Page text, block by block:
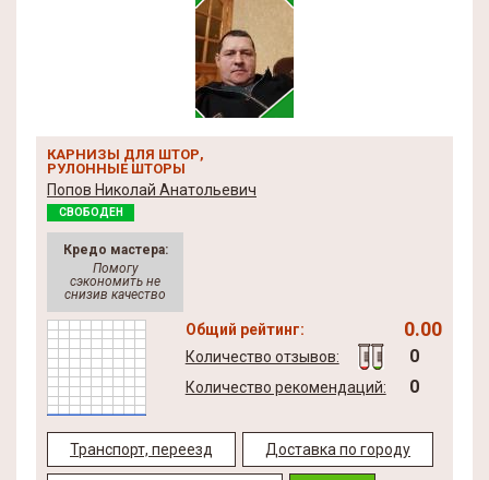
КАРНИЗЫ ДЛЯ ШТОР,
РУЛОННЫЕ ШТОРЫ
Попов Николай Анатольевич
СВОБОДЕН
Кредо мастера:
Помогу
сэкономить не
снизив качество
Общий рейтинг: 0.00
Количество отзывов: 0
Количество рекомендаций: 0
Транспорт, переезд Доставка по городу